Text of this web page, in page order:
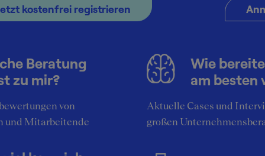
& Living (Category Management -
kostenfrei registrieren
Beratung
zu mir?
von
und Mitarbeitende
Wie
am besten
Aktuelle Cases und
großen